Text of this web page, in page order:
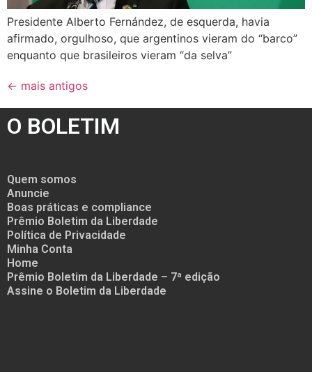
Presidente Alberto Fernández, de esquerda, havia
afirmado, orgulhoso, que argentinos vieram do “barco”
enquanto que brasileiros vieram “da selva”
← mais antigos
O BOLETIM
Quem somos
Anuncie
Boas práticas e compliance
Prêmio Boletim da Liberdade
Política de Privacidade
Minha Conta
Home
Prêmio Boletim da Liberdade – 7ª edição
Assine o Boletim da Liberdade